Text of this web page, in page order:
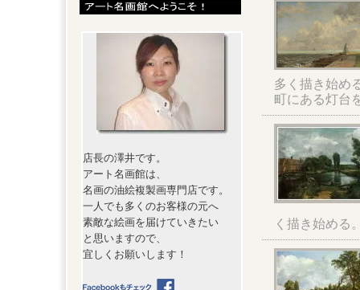
店長の澤井です。
アート名画館は、
名画の油絵複製画専門店です。
一人でも多くのお客様の元へ
素敵な絵画を届けていきたい
と思いますので、
宜しくお願いします！
多く描き始め
町にある灯台
く描き始める